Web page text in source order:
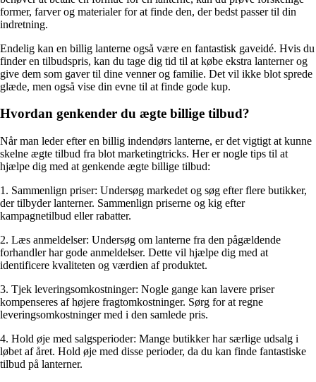
former, farver og materialer for at finde den, der bedst passer til din
indretning.
Endelig kan en billig lanterne også være en fantastisk gaveidé. Hvis du
finder en tilbudspris, kan du tage dig tid til at købe ekstra lanterner og
give dem som gaver til dine venner og familie. Det vil ikke blot sprede
glæde, men også vise din evne til at finde gode kup.
Hvordan genkender du ægte billige tilbud?
Når man leder efter en billig indendørs lanterne, er det vigtigt at kunne
skelne ægte tilbud fra blot marketingtricks. Her er nogle tips til at
hjælpe dig med at genkende ægte billige tilbud:
1. Sammenlign priser: Undersøg markedet og søg efter flere butikker,
der tilbyder lanterner. Sammenlign priserne og kig efter
kampagnetilbud eller rabatter.
2. Læs anmeldelser: Undersøg om lanterne fra den pågældende
forhandler har gode anmeldelser. Dette vil hjælpe dig med at
identificere kvaliteten og værdien af produktet.
3. Tjek leveringsomkostninger: Nogle gange kan lavere priser
kompenseres af højere fragtomkostninger. Sørg for at regne
leveringsomkostninger med i den samlede pris.
4. Hold øje med salgsperioder: Mange butikker har særlige udsalg i
løbet af året. Hold øje med disse perioder, da du kan finde fantastiske
tilbud på lanterner.